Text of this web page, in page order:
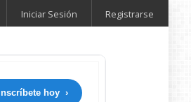
Iniciar Sesión Registrarse
Inscríbete hoy ›